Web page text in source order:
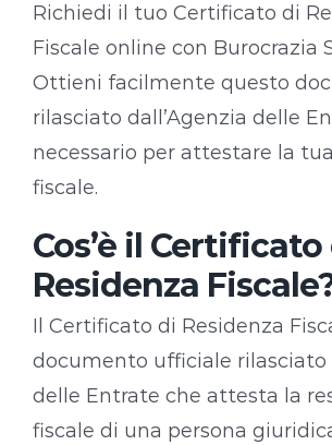
Richiedi il tuo Certificato di
Fiscale online con Burocrazia
Ottieni facilmente questo
rilasciato dall’Agenzia delle
necessario per attestare la
fiscale.
Cos’è il Certificato
Residenza
Il Certificato di Residenza
documento ufficiale rilasciato
delle Entrate che attesta la
fiscale di una persona